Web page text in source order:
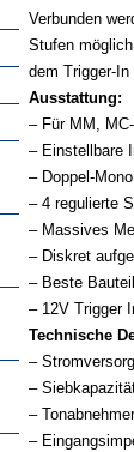
Verbunden
Stufen
dem Trigger-
Ausstattung:
– Für MM,
– Einstellbare
– Doppel-
– 4 regulierte
– Massives
– Diskret
– Beste
– 12V Trigger
Technische
–
–
–
–